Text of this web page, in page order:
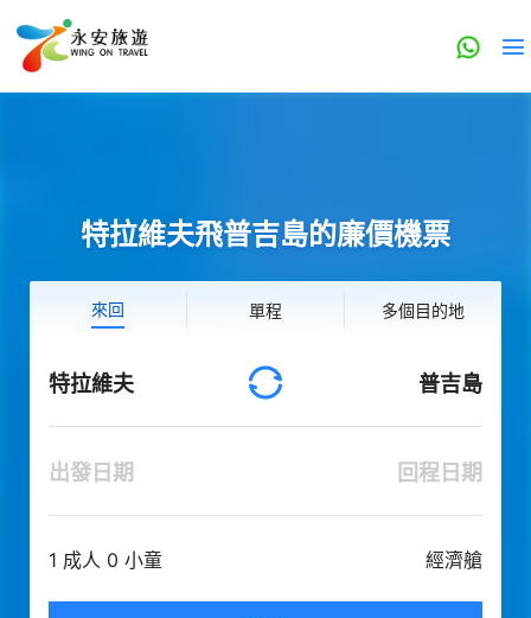
特拉維夫飛普吉島的廉價機票
來回 單程 多個目的地
特拉維夫 普吉島
出發日期 回程日期
1 成人 0 小童 經濟艙